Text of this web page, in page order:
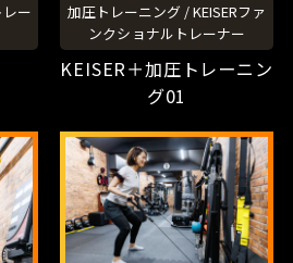
ー
加圧トレーニング /KEISERファ
ンクショナルトレーナー
KEISER＋加圧トレーニン
グ01